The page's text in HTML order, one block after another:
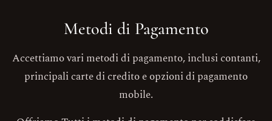
Metodi di Pagamento
Accettiamo vari metodi di pagamento, inclusi contanti,
principali carte di credito e opzioni di pagamento
mobile.